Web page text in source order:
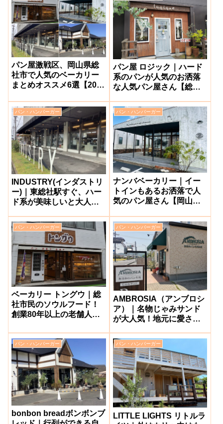
パン屋激戦区、岡山県総
社市で人気のベーカリー
まとめオススメ6選【2026
パン屋 ロジック｜ハード
系のパンが人気のお洒落
な人気パン屋さん【総社
パン・ハンバーガー
INDUSTRY(インダストリ
ー)｜東総社駅すぐ、ハー
ド系が美味しいと大人気
パン・ハンバーガー
ナンバベーカリー｜イー
トインもあるお洒落で人
気のパン屋さん【岡山県
パン・ハンバーガー
ベーカリー トングウ｜総
社市民のソウルフード！
創業80年以上の老舗人気
前】
パン・ハンバーガー
AMBROSIA（アンブロシ
ア）｜名物じゃみサンド
が大人気！地元に愛され
パン・ハンバーガー
bonbon breadボンボンブ
パン・ハンバーガー
LITTLE LIGHTS リトルラ